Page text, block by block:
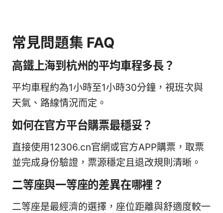
常見問題集 FAQ
高鐵上海到杭州的平均車程多長？
平均車程約為1小時至1小時30分鐘，視班次與
天氣、路線情況而定。
如何在官方平台購票最穩妥？
直接使用12306.cn官網或官方APP購票，取票
並完成身份驗證，票源穩定且退改規則清晰。
二等座與一等座的差異在哪裡？
二等座是最經濟的選擇，座位距離與舒適度較一